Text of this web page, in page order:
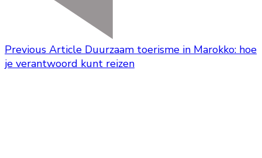
Previous Article Duurzaam toerisme in Marokko: hoe
je verantwoord kunt reizen